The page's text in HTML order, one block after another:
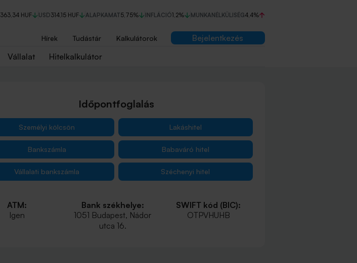
363,34 HUF USD314,15 HUF ALAPKAMAT5,75% INFLÁCIÓ1,2% MUNKANÉLKÜLISÉG4,4%
Hírek Tudástár Kalkulátorok
Bejelentkezés
Vállalat Hitelkalkulátor
Időpontfoglalás
Személyi kölcsön Lakáshitel
Bankszámla Babaváró hitel
Vállalati bankszámla Széchenyi hitel
ATM:
Igen
Bank székhelye:
1051 Budapest, Nádor
utca 16.
SWIFT kód (BIC):
OTPVHUHB